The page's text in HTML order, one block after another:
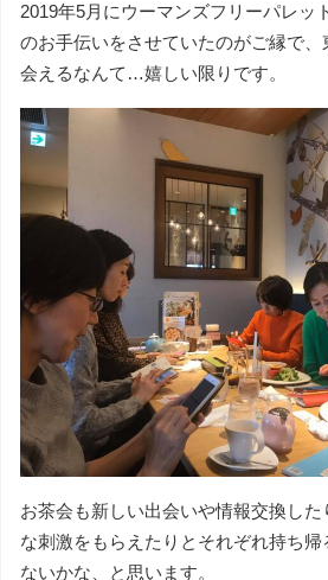
2019年5月にウーマンズフリーパレッ
のお手伝いをさせていたのがご縁で
会えるなんて…嬉しい限りです。
お茶会も新しい出会いや情報交換し
な刺激をもらえたりとそれぞれ持ち
ないかな、と思います。